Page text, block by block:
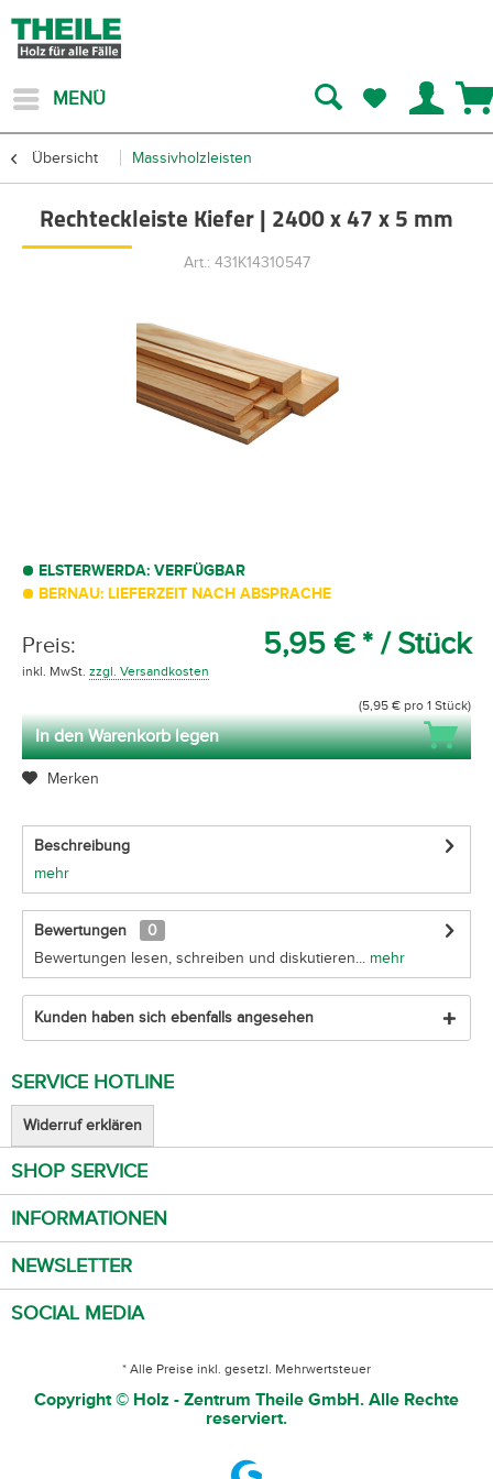
MENÜ
Übersicht Massivholzleisten
Rechteckleiste Kiefer | 2400 x 47 x 5 mm
Art.: 431K14310547
ELSTERWERDA: VERFÜGBAR
BERNAU: LIEFERZEIT NACH ABSPRACHE
Preis: 5,95 € * / Stück
inkl. MwSt. zzgl. Versandkosten
(5,95 € pro 1 Stück)
In den Warenkorb legen
Merken
Beschreibung
mehr
Bewertungen
0
Bewertungen lesen, schreiben und diskutieren... mehr
Kunden haben sich ebenfalls angesehen
SERVICE HOTLINE
Widerruf erklären
SHOP SERVICE
INFORMATIONEN
NEWSLETTER
SOCIAL MEDIA
* Alle Preise inkl. gesetzl. Mehrwertsteuer
Copyright © Holz - Zentrum Theile GmbH. Alle Rechte
reserviert.